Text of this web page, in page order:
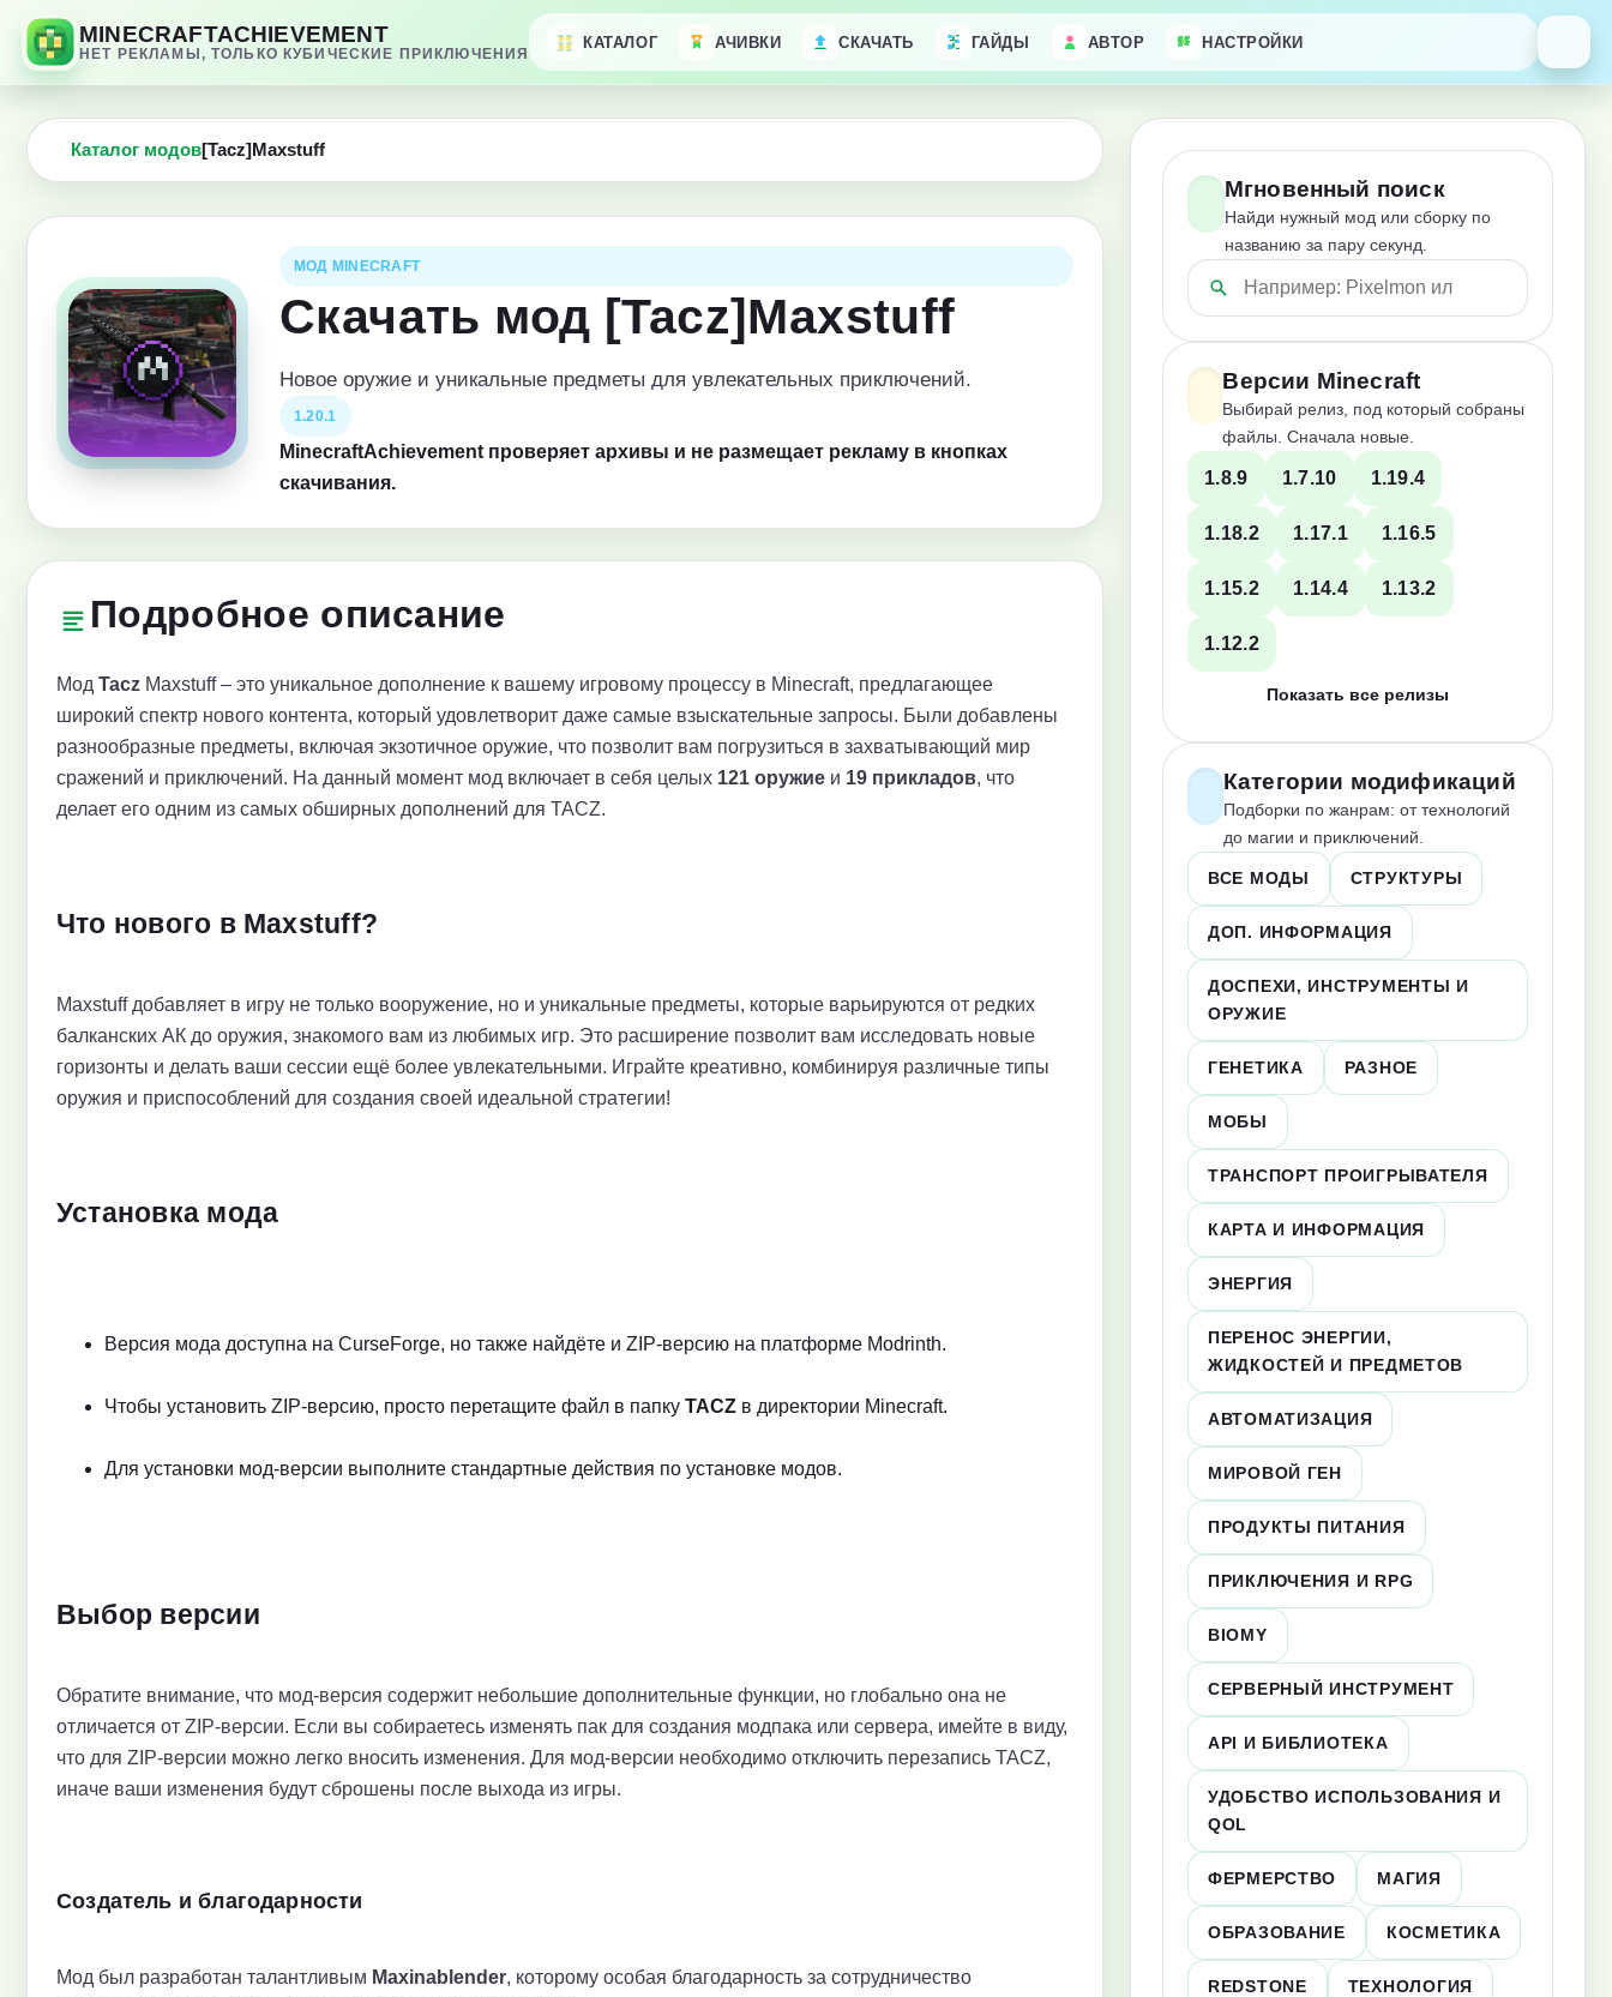
MINECRAFTACHIEVEMENT
НЕТ РЕКЛАМЫ, ТОЛЬКО КУБИЧЕСКИЕ ПРИКЛЮЧЕНИЯ
КАТАЛОГ АЧИВКИ СКАЧАТЬ ГАЙДЫ АВТОР НАСТРОЙКИ
Каталог модов[Tacz]Maxstuff
МОД MINECRAFT
Скачать мод [Tacz]Maxstuff
Новое оружие и уникальные предметы для увлекательных приключений.
1.20.1
MinecraftAchievement проверяет архивы и не размещает рекламу в кнопках
скачивания.
Подробное описание
Мод Tacz Maxstuff – это уникальное дополнение к вашему игровому процессу в Minecraft, предлагающее
широкий спектр нового контента, который удовлетворит даже самые взыскательные запросы. Были добавлены
разнообразные предметы, включая экзотичное оружие, что позволит вам погрузиться в захватывающий мир
сражений и приключений. На данный момент мод включает в себя целых 121 оружие и 19 прикладов, что
делает его одним из самых обширных дополнений для TACZ.
Что нового в Maxstuff?
Maxstuff добавляет в игру не только вооружение, но и уникальные предметы, которые варьируются от редких
балканских АК до оружия, знакомого вам из любимых игр. Это расширение позволит вам исследовать новые
горизонты и делать ваши сессии ещё более увлекательными. Играйте креативно, комбинируя различные типы
оружия и приспособлений для создания своей идеальной стратегии!
Установка мода
Версия мода доступна на CurseForge, но также найдёте и ZIP-версию на платформе Modrinth.
Чтобы установить ZIP-версию, просто перетащите файл в папку TACZ в директории Minecraft.
Для установки мод-версии выполните стандартные действия по установке модов.
Выбор версии
Обратите внимание, что мод-версия содержит небольшие дополнительные функции, но глобально она не
отличается от ZIP-версии. Если вы собираетесь изменять пак для создания модпака или сервера, имейте в виду,
что для ZIP-версии можно легко вносить изменения. Для мод-версии необходимо отключить перезапись TACZ,
иначе ваши изменения будут сброшены после выхода из игры.
Создатель и благодарности
Мод был разработан талантливым Maxinablender, которому особая благодарность за сотрудничество
Мгновенный поиск
Найди нужный мод или сборку по
названию за пару секунд.
Версии Minecraft
Выбирай релиз, под который собраны
файлы. Сначала новые.
1.8.9 1.7.10 1.19.4
1.18.2 1.17.1 1.16.5
1.15.2 1.14.4 1.13.2
1.12.2
Показать все релизы
Категории модификаций
Подборки по жанрам: от технологий
до магии и приключений.
ВСЕ МОДЫ СТРУКТУРЫ
ДОП. ИНФОРМАЦИЯ
ДОСПЕХИ, ИНСТРУМЕНТЫ И
ОРУЖИЕ
ГЕНЕТИКА РАЗНОЕ
МОБЫ
ТРАНСПОРТ ПРОИГРЫВАТЕЛЯ
КАРТА И ИНФОРМАЦИЯ
ЭНЕРГИЯ
ПЕРЕНОС ЭНЕРГИИ,
ЖИДКОСТЕЙ И ПРЕДМЕТОВ
АВТОМАТИЗАЦИЯ
МИРОВОЙ ГЕН
ПРОДУКТЫ ПИТАНИЯ
ПРИКЛЮЧЕНИЯ И RPG
BIOMY
СЕРВЕРНЫЙ ИНСТРУМЕНТ
API И БИБЛИОТЕКА
УДОБСТВО ИСПОЛЬЗОВАНИЯ И
QOL
ФЕРМЕРСТВО МАГИЯ
ОБРАЗОВАНИЕ КОСМЕТИКА
REDSTONE ТЕХНОЛОГИЯ